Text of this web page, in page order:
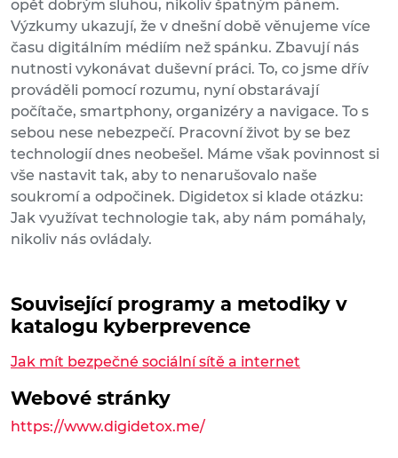
opět dobrým sluhou, nikoliv špatným pánem.
Výzkumy ukazují, že v dnešní době věnujeme více
času digitálním médiím než spánku. Zbavují nás
nutnosti vykonávat duševní práci. To, co jsme dřív
prováděli pomocí rozumu, nyní obstarávají
počítače, smartphony, organizéry a navigace. To s
sebou nese nebezpečí. Pracovní život by se bez
technologií dnes neobešel. Máme však povinnost si
vše nastavit tak, aby to nenarušovalo naše
soukromí a odpočinek. Digidetox si klade otázku:
Jak využívat technologie tak, aby nám pomáhaly,
nikoliv nás ovládaly.
Související programy a metodiky v
katalogu kyberprevence
Jak mít bezpečné sociální sítě a internet
Webové stránky
https://www.digidetox.me/